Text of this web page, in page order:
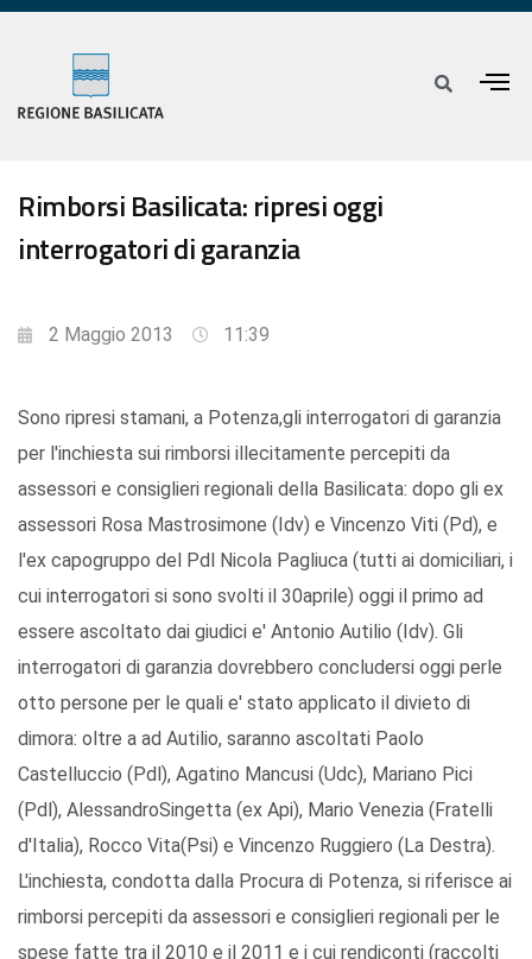
Rimborsi Basilicata: ripresi oggi
interrogatori di garanzia
2 Maggio 2013 11:39
Sono ripresi stamani, a Potenza,gli interrogatori di garanzia
per l'inchiesta sui rimborsi illecitamente percepiti da
assessori e consiglieri regionali della Basilicata: dopo gli ex
assessori Rosa Mastrosimone (Idv) e Vincenzo Viti (Pd), e
l'ex capogruppo del Pdl Nicola Pagliuca (tutti ai domiciliari, i
cui interrogatori si sono svolti il 30aprile) oggi il primo ad
essere ascoltato dai giudici e' Antonio Autilio (Idv). Gli
interrogatori di garanzia dovrebbero concludersi oggi perle
otto persone per le quali e' stato applicato il divieto di
dimora: oltre a ad Autilio, saranno ascoltati Paolo
Castelluccio (Pdl), Agatino Mancusi (Udc), Mariano Pici
(Pdl), AlessandroSingetta (ex Api), Mario Venezia (Fratelli
d'Italia), Rocco Vita(Psi) e Vincenzo Ruggiero (La Destra).
L'inchiesta, condotta dalla Procura di Potenza, si riferisce ai
rimborsi percepiti da assessori e consiglieri regionali per le
spese fatte tra il 2010 e il 2011 e i cui rendiconti (raccolti